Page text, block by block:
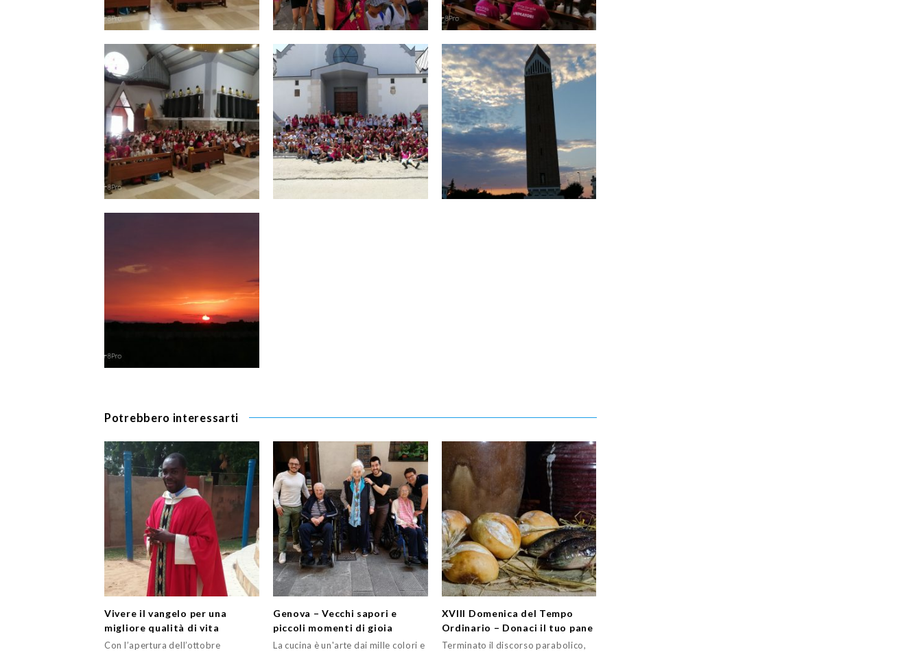
Potrebbero interessarti
Vivere il vangelo per una
migliore qualità di vita
Con l’apertura dell’ottobre
Genova – Vecchi sapori e
piccoli momenti di gioia
La cucina è un'arte dai mille colori e
XVIII Domenica del Tempo
Ordinario – Donaci il tuo pane
Terminato il discorso parabolico,